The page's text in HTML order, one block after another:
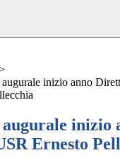
inizio anno
augurale inizio
Ernesto